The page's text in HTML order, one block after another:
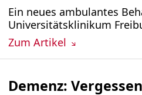
Ein neues ambulantes
Universitätsklinikum
Zum Artikel
Demenz: